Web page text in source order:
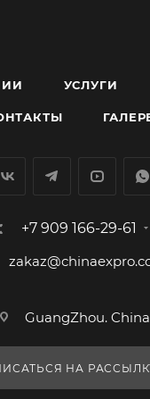
УСЛУГИ
+7 909 166-29-61
GuangZhou. China
НА